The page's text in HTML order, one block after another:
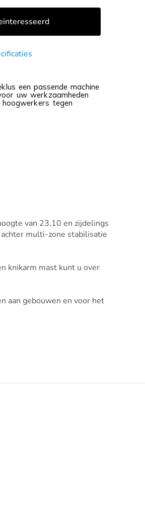
een passende machine
uw werkzaamheden
tegen
van 23,10 en zijdelings
multi-zone stabilisatie
knikarm mast kunt u over
aan gebouwen en voor het